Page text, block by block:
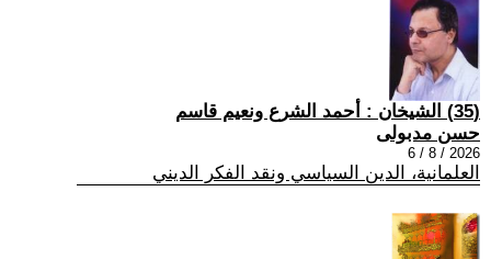
(35) الشيخان : أحمد الشرع ونعيم قاسم
حسن مدبولى
2026 / 8 / 6
العلمانية، الدين السياسي ونقد الفكر الديني